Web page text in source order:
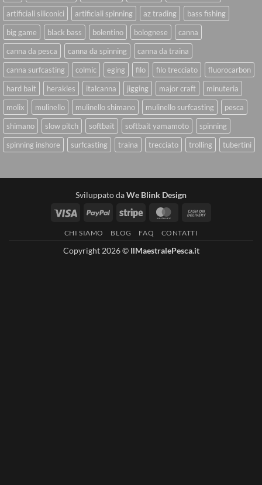
artificiali siliconici
artificiali spinning az trading
bass fishing
big game
black bass bolentino bolognese
canna
canna da pesca
canna da spinning
canna da traina
canna surfcasting
colmic eging filo filo trecciato
fluorocarbon
hard bait
herakles italcanna jigging major craft
minuteria
molix
mulinello mulinello shimano mulinello surfcasting
pesca
shimano
slow pitch softbait softbait yamamoto
spinning
spinning inshore
surfcasting traina trecciato trolling tubertini
Sviluppato daWe Blink Design
Visa
PayPal Stripe MasterCard
CHI SIAMO BLOG FAQ CONTATTI
Copyright 2026 © IlMaestralePesca.it